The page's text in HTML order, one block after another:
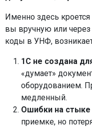
Именно здесь
вы вручную или
коды в УНФ,
1С не создана
«думает»
оборудованием.
медленный.
Ошибки на стыке
приемке, но